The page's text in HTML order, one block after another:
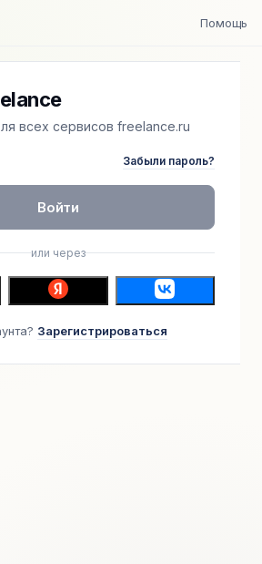
Помощь
всех сервисов freelance.ru
Забыли пароль?
Войти
или через
Зарегистрироваться